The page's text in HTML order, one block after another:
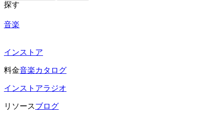
探す
音楽
インストア
料金音楽カタログ
インストアラジオ
リソースブログ